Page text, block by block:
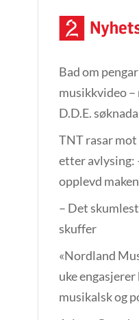
Bad om
musikkvideo –
D.D.E.
TNT rasar
etter avlysing:
opplevd
– Det
skuffer
«Nordland
uke engasjerer
musikalsk og